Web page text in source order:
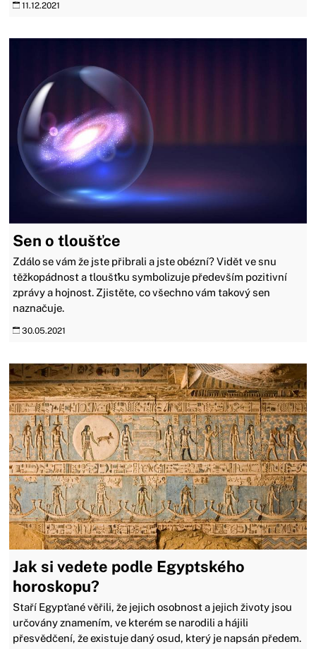
11.12.2021
Sen o tloušťce
Zdálo se vám že jste přibrali a jste obézní? Vidět ve snu
těžkopádnost a tloušťku symbolizuje především pozitivní
zprávy a hojnost. Zjistěte, co všechno vám takový sen
naznačuje.
30.05.2021
Jak si vedete podle Egyptského
horoskopu?
Staří Egypťané věřili, že jejich osobnost a jejich životy jsou
určovány znamením, ve kterém se narodili a hájili
přesvědčení, že existuje daný osud, který je napsán předem.